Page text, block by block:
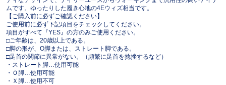
ムです。ゆったりした履き心地の4Eウィズ相当です。
【ご購入前に必ずご確認ください】
ご使用前に必ず下記項目をチェックしてください。
項目がすべて『YES』の方のみご使用ください。
□ご年齢は、20歳以上である。
□脚の形が、O脚または、ストレート脚である。
□足首の関節に異常がない。（頻繁に足首を捻挫するなど）
・ストレート脚…使用可能
・Ｏ脚…使用可能
・Ｘ脚…使用不可